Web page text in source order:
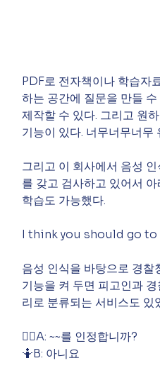
PDF로 전자책이나 학습자
하는 공간에 질문을 만들
제작할 수 있다. 그리고 원
기능이 있다. 너무너무너무
그리고 이 회사에서 음성
를 갖고 검사하고 있어서
학습도 가능했다.
I think you should go
음성 인식을 바탕으로 경찰
기능을 켜 두면 피고인과
리로 분류되는 서비스도 있
👮‍♀️A: ~~를 인정합니까?
🤷B: 아니요